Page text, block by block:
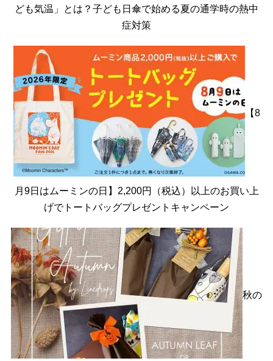
ども気温」とは？子ども日傘で始める夏の通学時の熱中
症対策
【8
月9日はムーミンの日】2,200円（税込）以上のお買い上
げでトートバッグプレゼントキャンペーン
秋の